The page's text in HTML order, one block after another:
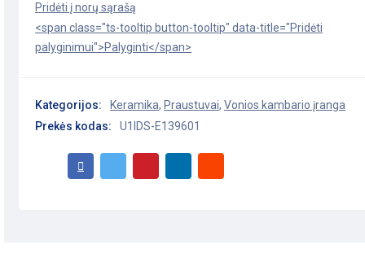
<span class="ts-tooltip button-tooltip" data-title="Pridėti
palyginimui">Palyginti</span>
Kategorijos: Keramika, Praustuvai, Vonios kambario įranga
Prekės kodas:
U1IDS-E139601